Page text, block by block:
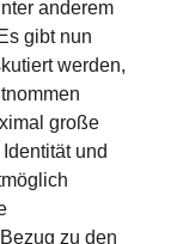
anderem
gibt nun
werden,
große
und
zu den